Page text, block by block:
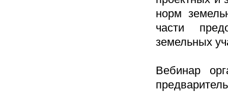
норм
части
земельных
Вебинар